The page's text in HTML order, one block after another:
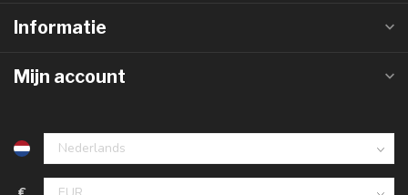
Informatie
Mijn account